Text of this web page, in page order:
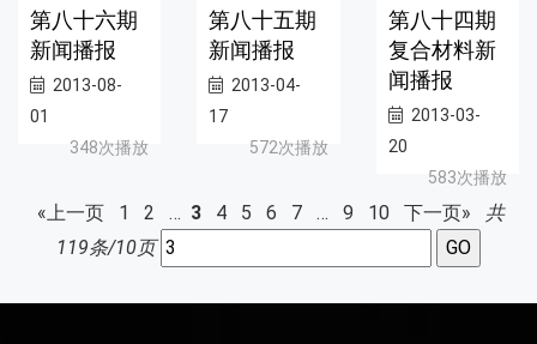
第八十六期
新闻播报
2013-08-
01
348次播放
第八十五期
新闻播报
2013-04-
17
572次播放
第八十四期
复合材料新
闻播报
2013-03-
20
583次播放
«上一页 1 2 … 3 4 5 6 7 … 9 10 下一页»
共
119条/10页